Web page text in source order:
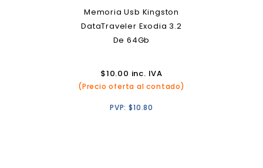
Memoria Usb Kingston
DataTraveler Exodia 3.2
De 64Gb
$10.00 inc. IVA
(Precio oferta al contado)
PVP:$10.80